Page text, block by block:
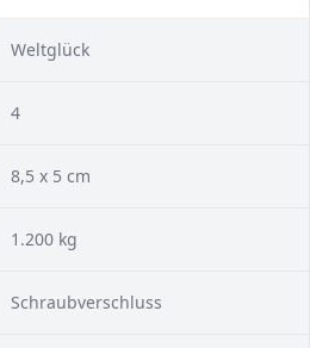
Weltglück
4
8,5 x 5 cm
1.200 kg
Schraubverschluss